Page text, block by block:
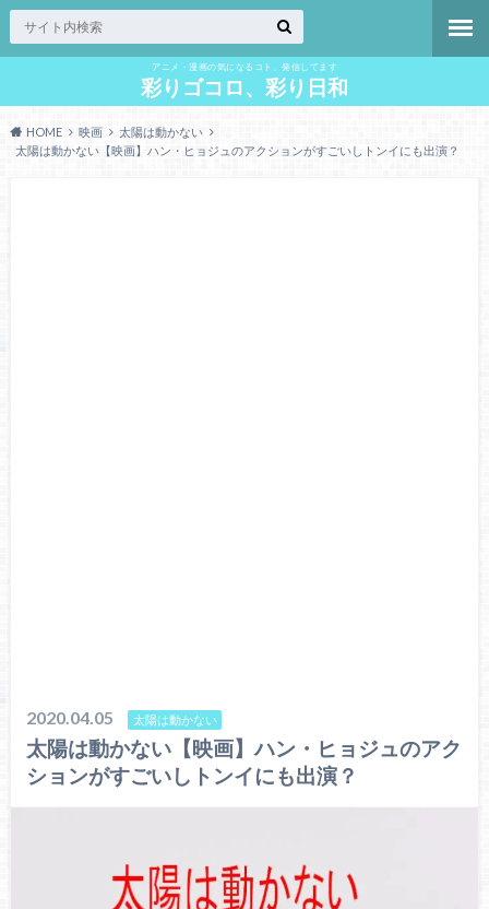
アニメ・漫画の気になるコト、発信してます
彩りゴコロ、彩り日和
HOME 映画
太陽は動かない
太陽は動かない【映画】ハン・ヒョジュのアクションがすごいしトンイにも出演？
2020.04.05 太陽は動かない
太陽は動かない【映画】ハン・ヒョジュのアク
ションがすごいしトンイにも出演？